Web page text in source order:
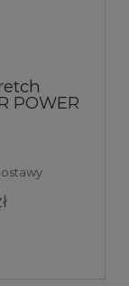
POWER